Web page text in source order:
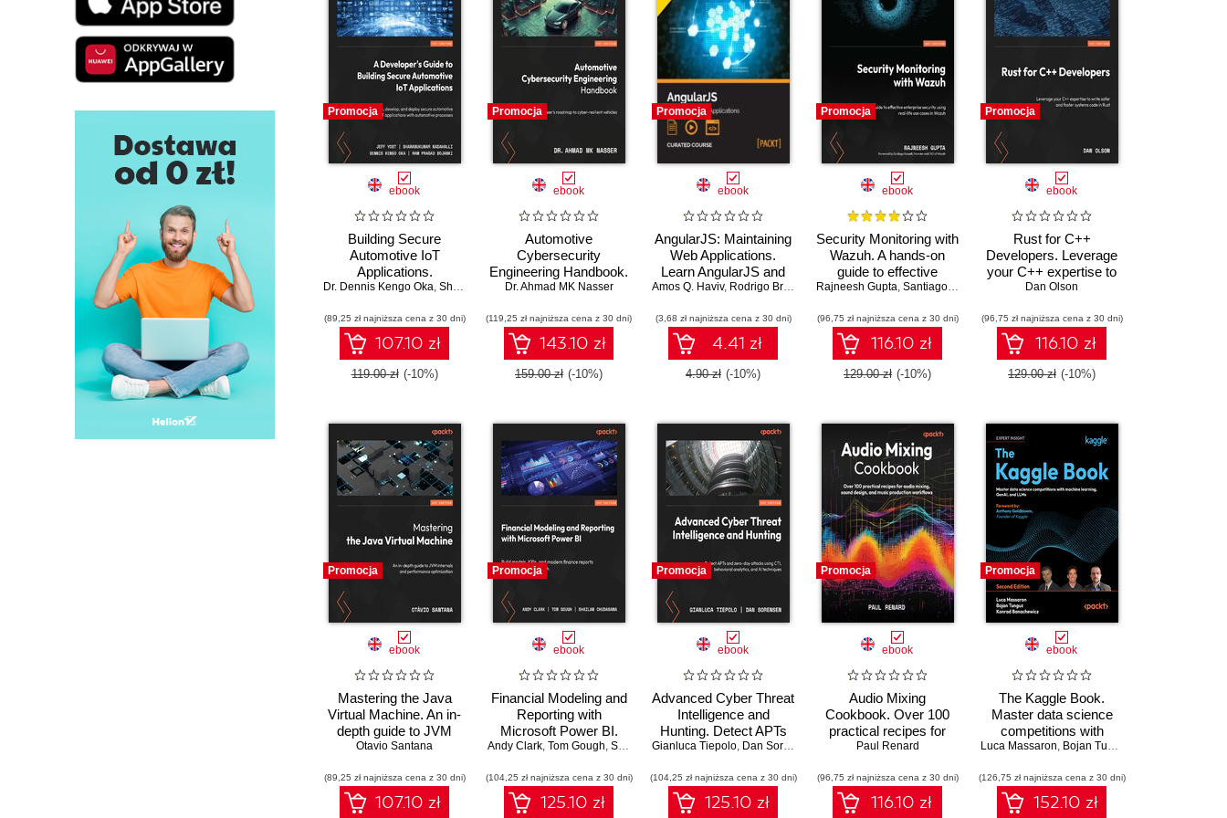
Promocja
ebook
Building Secure
Automotive IoT
Applications.
Developing robust IoT
automotive software
Dr. Dennis Kengo Oka, Sharanukumar Nadahalli , Jeff Yost, Ram Prasad Bojanki,Dr. André Weimerskirch
(89,25 zł najniższa cena z 30 dni)
107.10 zł
119.00 zł (-10%)
Promocja
ebook
Automotive
Cybersecurity
Engineering Handbook.
The automotive
cyber-resilient vehicles
Dr. Ahmad MK Nasser
(119,25 zł najniższa cena z 30 dni)
143.10 zł
159.00 zł (-10%)
Promocja
ebook
AngularJS: Maintaining
Web Applications.
Learn AngularJS and
full-stack web
Amos Q. Haviv, Rodrigo Branas Matthew Frisbie,Chandermani Arora
(3,68 zł najniższa cena z 30 dni)
4.41 zł
4.90 zł (-10%)
Promocja
ebook
Security Monitoring with
Wazuh. A hands-on
guide to effective
enterprise security
cases in Wazuh
Rajneesh Gupta, Santiago Bassett
(96,75 zł najniższa cena z 30 dni)
116.10 zł
129.00 zł (-10%)
Promocja
ebook
Rust for C++
Developers. Leverage
your C++ expertise to
write safer and faster
Dan Olson
(96,75 zł najniższa cena z 30 dni)
116.10 zł
129.00 zł (-10%)
Promocja
ebook
Mastering the Java
Virtual Machine. An in-
depth guide to JVM
internals and
optimization
Otavio Santana
(89,25 zł najniższa cena z 30 dni)
107.10 zł
Promocja
ebook
Financial Modeling and
Reporting with
Microsoft Power BI.
Build models, KPIs, and
in Power BI from
scratch
Andy Clark, Tom Gough, Shailan Chudasama ,Marissa Thomas
(104,25 zł najniższa cena z 30 dni)
125.10 zł
Promocja
ebook
Advanced Cyber Threat
Intelligence and
Hunting. Detect APTs
and zero-day attacks
analytics, and AI
techniques
Gianluca Tiepolo, Dan Sorensen
(104,25 zł najniższa cena z 30 dni)
125.10 zł
Promocja
ebook
Audio Mixing
Cookbook. Over 100
practical recipes for
audio mixing, sound
production workflows
Paul Renard
(96,75 zł najniższa cena z 30 dni)
116.10 zł
Promocja
ebook
The Kaggle Book.
Master data science
competitions with
machine learning,
Second Edition
Luca Massaron, Bojan Tunguz
(126,75 zł najniższa cena z 30 dni)
152.10 zł